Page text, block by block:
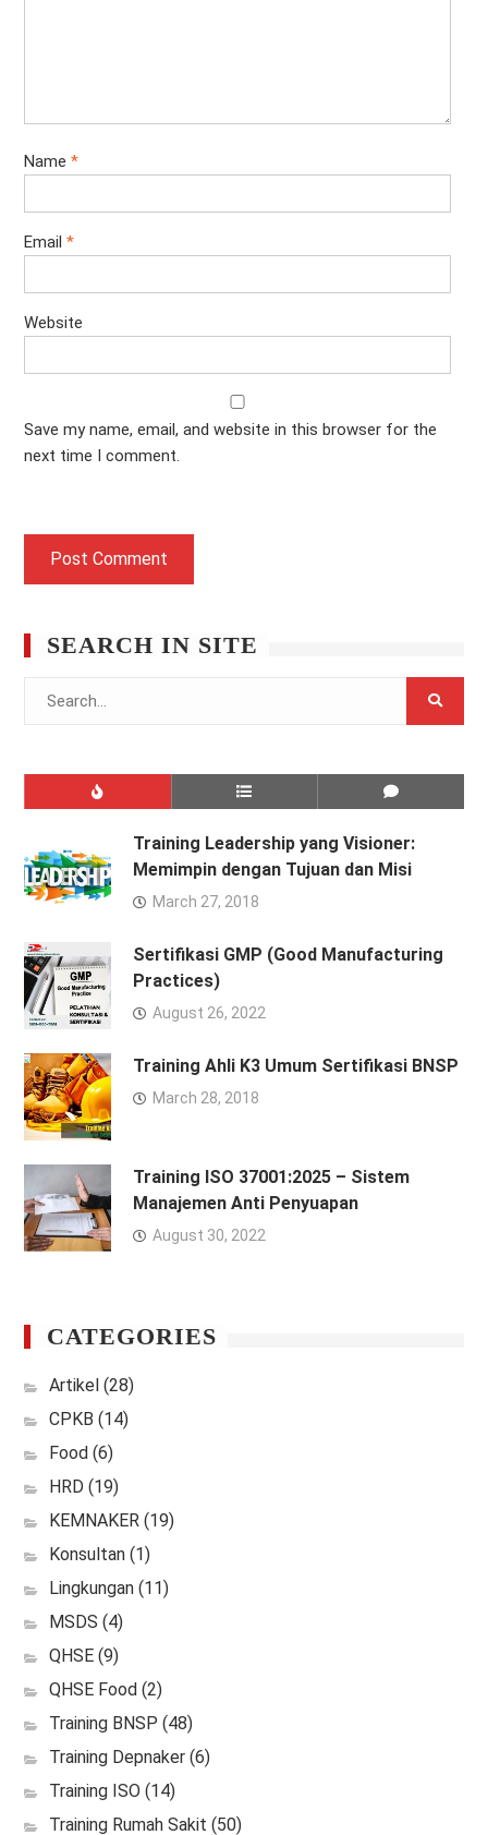
Name *
Email *
Website
Save my name, email, and website in this browser for the
next time I comment.
SEARCH IN SITE
Training Leadership yang Visioner:
Memimpin dengan Tujuan dan Misi
March 27, 2018
Sertifikasi GMP (Good Manufacturing
Practices)
August 26, 2022
Training Ahli K3 Umum Sertifikasi BNSP
March 28, 2018
Training ISO 37001:2025 – Sistem
Manajemen Anti Penyuapan
August 30, 2022
CATEGORIES
Artikel(28)
CPKB (14)
Food(6)
HRD (19)
KEMNAKER (19)
Konsultan(1)
Lingkungan(11)
MSDS (4)
QHSE(9)
QHSE Food(2)
Training BNSP (48)
Training Depnaker(6)
Training ISO(14)
Training Rumah Sakit (50)